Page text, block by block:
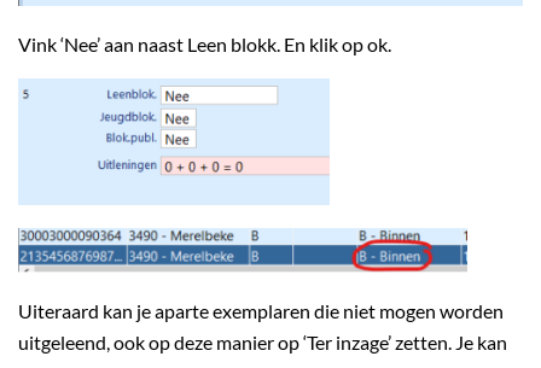
Vink ‘Nee’ aan naast Leen blokk. En klik op ok.
Uiteraard kan je aparte exemplaren die niet mogen worden
uitgeleend, ook op deze manier op ‘Ter inzage’ zetten. Je kan